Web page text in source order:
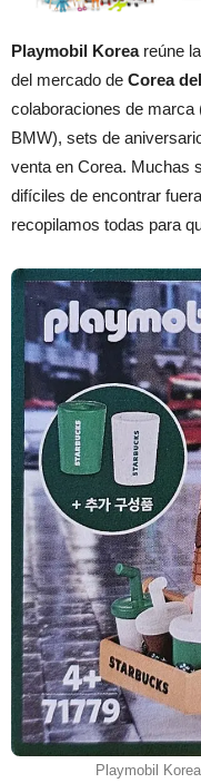
Playmobil Koreareúne
del mercado de Corea
colaboraciones de
BMW), sets de
venta en Corea. Muchas
difíciles de encontrar
recopilamos todas para
Playmobil